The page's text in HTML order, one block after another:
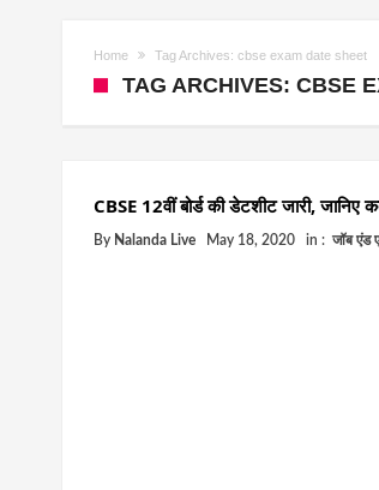
Home Tag Archives: cbse exam date sheet
TAG ARCHIVES: CBSE
CBSE 12वीं बोर्ड की डेटशीट जारी, जानिए
By Nalanda Live May 18, 2020 in : जॉब एंड